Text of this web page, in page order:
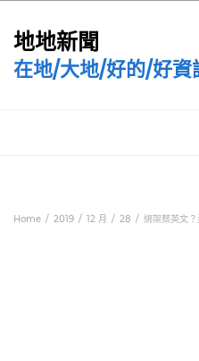
地地新聞
在地/大地/好的/好資
Home 2019 12 月 28 綁架蔡英文